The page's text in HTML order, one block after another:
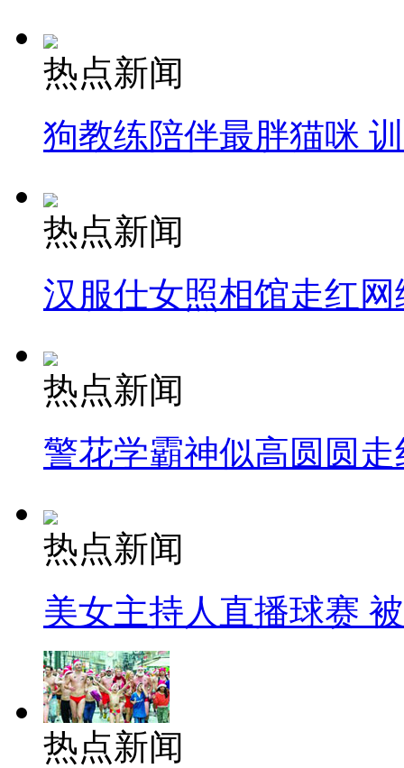
热点新闻
狗教练陪伴最胖猫咪
热点新闻
汉服仕女照相馆走红网
热点新闻
警花学霸神似高圆圆走
热点新闻
美女主持人直播球赛
热点新闻